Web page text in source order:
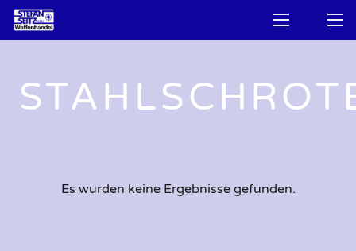
Es wurden keine Ergebnisse gefunden.